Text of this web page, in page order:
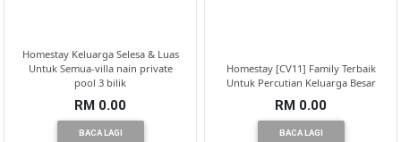
Homestay Keluarga Selesa & Luas
Untuk Semua-villa nain private
pool 3 bilik
RM 0.00
BACA LAGI
Homestay [CV11] Family Terbaik
Untuk Percutian Keluarga Besar
RM 0.00
BACA LAGI